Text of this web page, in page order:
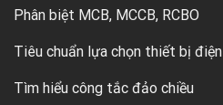
Phân biệt MCB, MCCB, RCBO
Tiêu chuẩn lựa chọn thiết bị điện
Tìm hiểu công tắc đảo chiều